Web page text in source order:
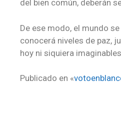
del bien común, deberán
De ese modo, el mundo
conocerá niveles de paz,
hoy ni siquiera imaginables.
Publicado en «